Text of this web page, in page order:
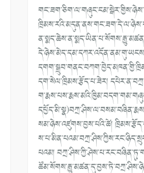
གང་ཟག་ཅིག་ལ་གཞུང་ངམ་སྒེར་གྱིས་
ཁྲིམས་རའི་མདུན་ནས་གང་ཟག་དེ་ལ་
ན་སྨད་ཆེས་
དེ་ཉེས་མེད་དམ་
དགག་སྒྲུབ་གནང་བཀག་བྱེད་མཁན་
དག་སེལ་ཁྲིམས་རྩོད་པ་ཟེར།
ག་རྨས་པས་རྨས་མའི་ཁྱིམ་བདག་གམ་
དཔྱོད་མི་སྣ)
སམ་ཉེས་འཛུགས་བྱས་པའི་ཚེ།
ས་པ་མིན་པའམ་བཀྲ་ཤིས་ཀྱིས་རང་ཉི
པའམ། བཀྲ་ཤིས་ཀྱི་ཤེས་པ་རང་བཞིན་ཏུ་
ཚོམ་སོགས་རྒྱུ་